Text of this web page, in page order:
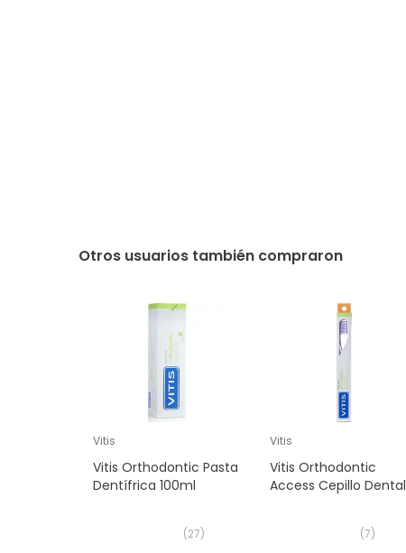
Otros usuarios también compraron
Vitis
Vitis Orthodontic Pasta
Dentífrica 100ml
(27)
Vitis
Vitis Orthodontic
Access Cepillo Dental
(7)